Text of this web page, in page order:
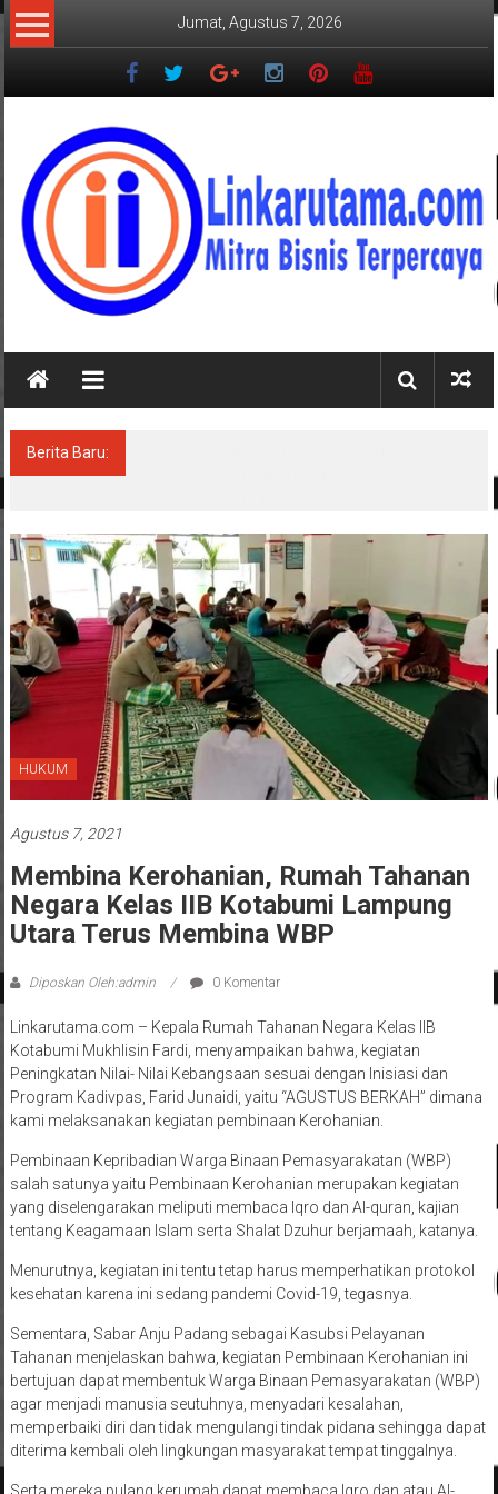
Lompat
ke
Jumat, Agustus 7, 2026
LINKARUTAMA.COM
Mitra
Terpercaya
Berita Baru:
HUKUM
Agustus 7, 2021
Membina Kerohanian, Rumah Tahanan
Negara Kelas IIB Kotabumi Lampung
Utara Terus Membina WBP
Diposkan Oleh:admin 0 Komentar
Linkarutama.com – Kepala Rumah Tahanan Negara Kelas IIB
Kotabumi Mukhlisin Fardi, menyampaikan bahwa, kegiatan
Peningkatan Nilai- Nilai Kebangsaan sesuai dengan Inisiasi dan
Program Kadivpas, Farid Junaidi, yaitu “AGUSTUS BERKAH” dimana
kami melaksanakan kegiatan pembinaan Kerohanian.
Pembinaan Kepribadian Warga Binaan Pemasyarakatan (WBP)
salah satunya yaitu Pembinaan Kerohanian merupakan kegiatan
yang diselengarakan meliputi membaca Iqro dan Al-quran, kajian
tentang Keagamaan Islam serta Shalat Dzuhur berjamaah, katanya.
Menurutnya, kegiatan ini tentu tetap harus memperhatikan protokol
kesehatan karena ini sedang pandemi Covid-19, tegasnya.
Sementara, Sabar Anju Padang sebagai Kasubsi Pelayanan
Tahanan menjelaskan bahwa, kegiatan Pembinaan Kerohanian ini
bertujuan dapat membentuk Warga Binaan Pemasyarakatan (WBP)
agar menjadi manusia seutuhnya, menyadari kesalahan,
memperbaiki diri dan tidak mengulangi tindak pidana sehingga dapat
diterima kembali oleh lingkungan masyarakat tempat tinggalnya.